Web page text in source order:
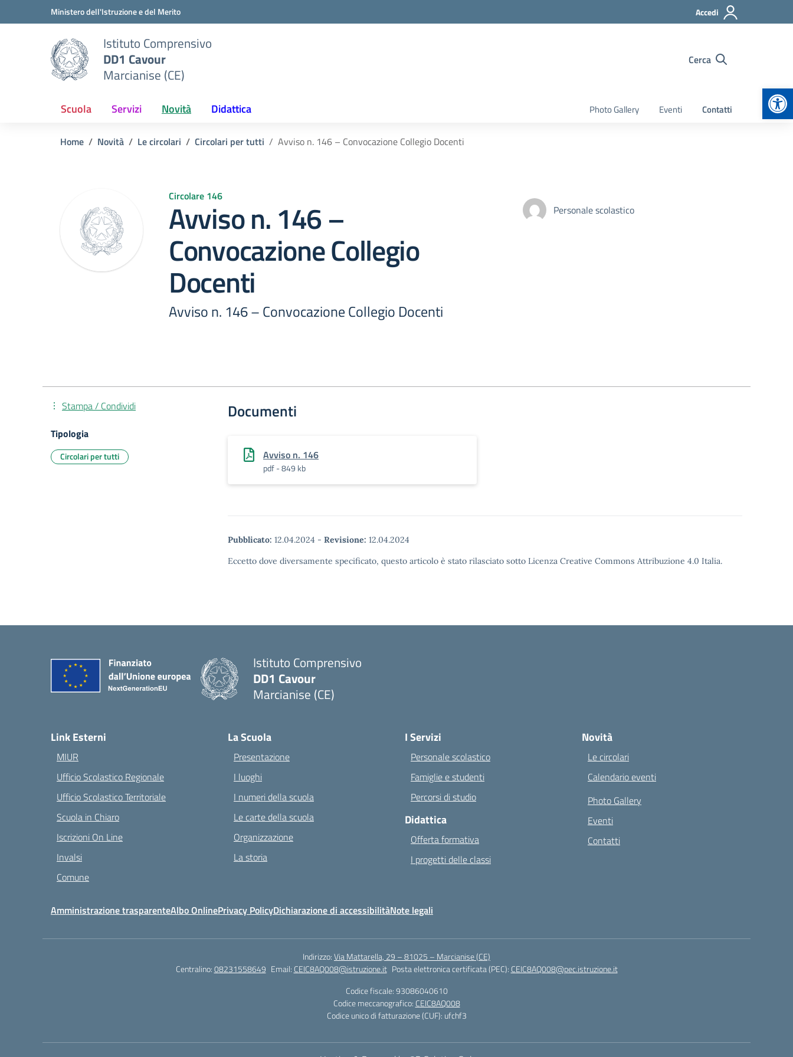
Vai ai contenuti
Vai al menu di navigazioneMinistero dell'Istruzione e del Merito Accedi
Istituto Comprensivo
DD1 Cavour
Marcianise (CE)
Cerca
Scuola Servizi Novità Didattica Photo Gallery Eventi Contatti
Home Novità Le circolari Circolari per tutti Avviso n. 146 – Convocazione Collegio Docenti
Circolare 146
Avviso n. 146 –
Convocazione Collegio
Docenti
Avviso n. 146 – Convocazione Collegio Docenti
Personale scolastico
Documenti
Avviso n. 146
pdf - 849 kb
Pubblicato: 12.04.2024 - Revisione: 12.04.2024
Eccetto dove diversamente specificato, questo articolo è stato rilasciato sotto Licenza Creative Commons Attribuzione 4.0 Italia.
Stampa / Condividi
Tipologia
Circolari per tutti
Istituto Comprensivo
DD1 Cavour
Marcianise (CE)
Link Esterni
MIUR
Ufficio Scolastico Regionale
Ufficio Scolastico Territoriale
Scuola in Chiaro
Iscrizioni On Line
Invalsi
Comune
La Scuola
Presentazione
I luoghi
I numeri della scuola
Le carte della scuola
Organizzazione
La storia
I Servizi
Personale scolastico
Famiglie e studenti
Percorsi di studio
Didattica
Offerta formativa
I progetti delle classi
Novità
Le circolari
Calendario eventi
Photo Gallery
Eventi
Contatti
Amministrazione trasparenteAlbo OnlinePrivacy PolicyDichiarazione di accessibilitàNote legali
Indirizzo:Via Mattarella, 29 – 81025 – Marcianise (CE)
Centralino:08231558649 Email: CEIC8AQ008@istruzione.it Posta elettronica certificata (PEC): CEIC8AQ008@pec.istruzione.it
Codice fiscale: 93086040610
Codice meccanografico: CEIC8AQ008
Codice unico di fatturazione (CUF): ufchf3